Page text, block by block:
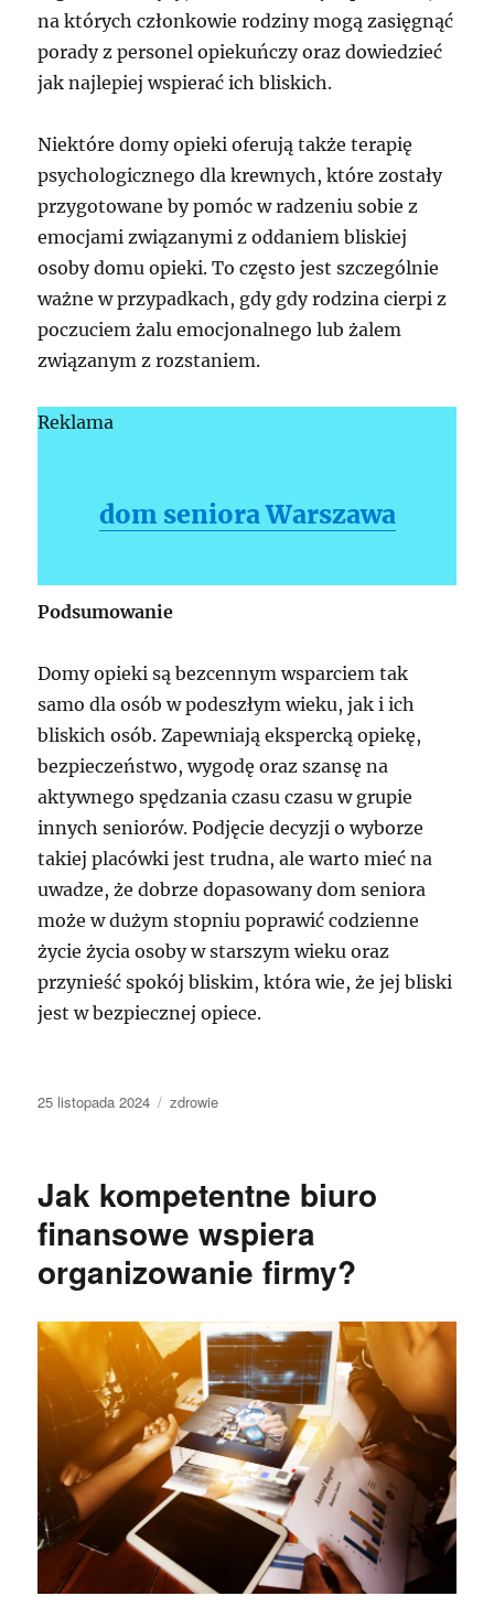
na których członkowie rodziny mogą zasięgnąć
porady z personel opiekuńczy oraz dowiedzieć
jak najlepiej wspierać ich bliskich.
Niektóre domy opieki oferują także terapię
psychologicznego dla krewnych, które zostały
przygotowane by pomóc w radzeniu sobie z
emocjami związanymi z oddaniem bliskiej
osoby domu opieki. To często jest szczególnie
ważne w przypadkach, gdy gdy rodzina cierpi z
poczuciem żalu emocjonalnego lub żalem
związanym z rozstaniem.
Reklama
dom seniora Warszawa
Podsumowanie
Domy opieki są bezcennym wsparciem tak
samo dla osób w podeszłym wieku, jak i ich
bliskich osób. Zapewniają ekspercką opiekę,
bezpieczeństwo, wygodę oraz szansę na
aktywnego spędzania czasu czasu w grupie
innych seniorów. Podjęcie decyzji o wyborze
takiej placówki jest trudna, ale warto mieć na
uwadze, że dobrze dopasowany dom seniora
może w dużym stopniu poprawić codzienne
życie życia osoby w starszym wieku oraz
przynieść spokój bliskim, która wie, że jej bliski
jest w bezpiecznej opiece.
Data
25 listopada 2024 Kategorie
zdrowie
Jak kompetentne biuro
finansowe wspiera
organizowanie firmy?